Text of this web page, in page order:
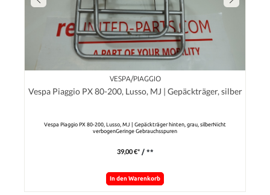
VESPA/PIAGGIO
Vespa Piaggio PX 80-200, Lusso, MJ | Gepäckträger, silber
Vespa Piaggio PX 80-200, Lusso, MJ | Gepäckträger hinten, grau, silberNicht
verbogenGeringe Gebrauchsspuren
39,00 €* / **
In den Warenkorb